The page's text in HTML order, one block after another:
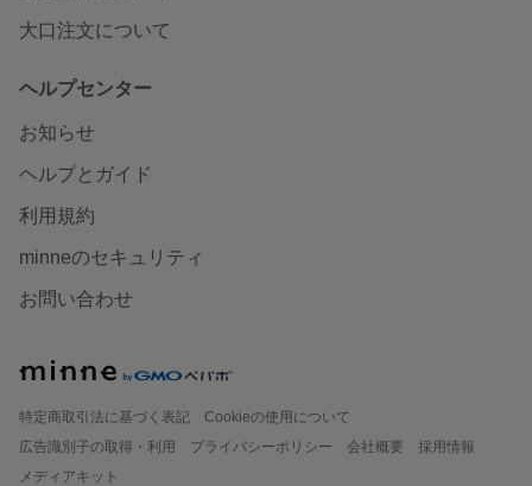
大口注文について
ヘルプセンター
お知らせ
ヘルプとガイド
利用規約
minneのセキュリティ
お問い合わせ
特定商取引法に基づく表記
Cookieの使用について
広告識別子の取得・利用
プライバシーポリシー 会社概要
採用情報
メディアキット